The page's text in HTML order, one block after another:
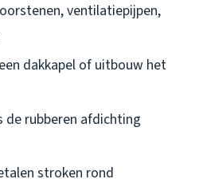
ventilatiepijpen,
dakkapel of uitbouw het
de rubberen afdichting
stroken rond